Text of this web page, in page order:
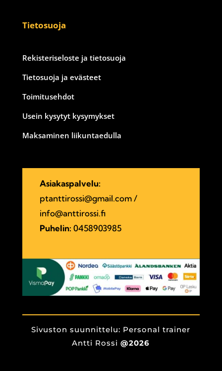
Tietosuoja
Rekisteriseloste ja tietosuoja
Tietosuoja ja evästeet
Toimitusehdot
Usein kysytyt kysymykset
Maksaminen liikuntaedulla
Asiakaspalvelu:
ptanttirossi@gmail.com/
info@anttirossi.fi
Puhelin: 0458903985
Sivuston suunnittelu: Personal trainer
Antti Rossi@2026